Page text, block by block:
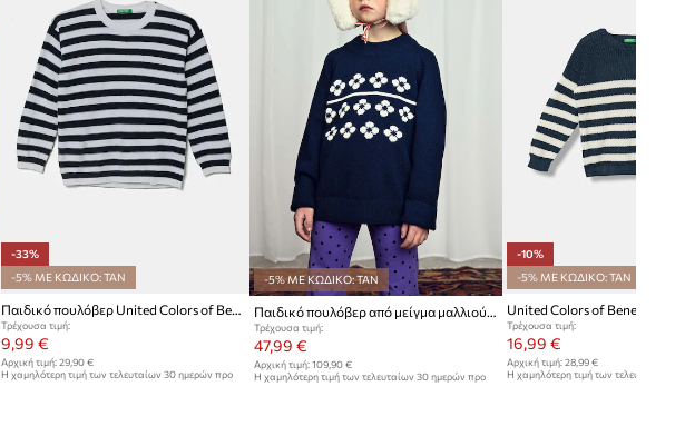
-33%
-5% ΜΕ ΚΩΔΙΚΟ: TAN
Παιδικό πουλόβερ United Colors of Benetton
Τρέχουσα τιμή:
9,99 €
Αρχική τιμή: 29,90 €
Η χαμηλότερη τιμή των τελευταίων 30 ημερών προ
-5% ΜΕ ΚΩΔΙΚΟ: TAN
Τρέχουσα τιμή:
47,99 €
Αρχική τιμή:109,90 €
Η χαμηλότερη τιμή των τελευταίων 30 ημερών προ
-10%
-5% ΜΕ ΚΩΔΙΚΟ: TAN
Τρέχουσα τιμή:
16,99 €
Αρχική τιμή: 28,99 €
Η χαμηλότερη τιμή των τελευταίων